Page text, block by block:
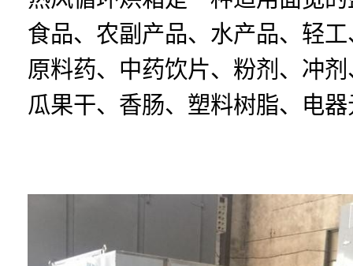
食品、农副产品、水产品、轻
原料药、中药饮片、粉剂、冲
瓜果干、香肠、塑料树脂、电